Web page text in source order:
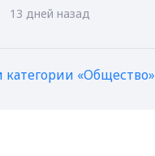
13 дней назад
«Общество»